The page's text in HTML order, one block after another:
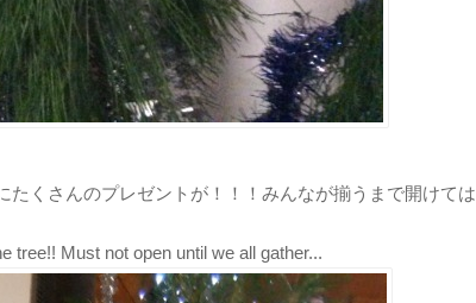
たくさんのプレゼントが！！！みんなが揃うまで開けては
tree!! Must not open until we all gather...